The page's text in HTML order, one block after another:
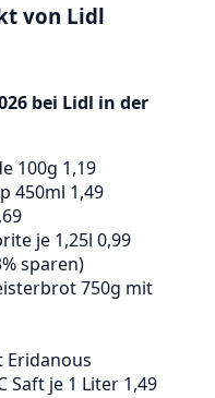
von Lidl
bei Lidl in der
100g 1,19
450ml 1,49
je 1,25l 0,99
sparen)
750g mit
Eridanous
Saft je 1 Liter 1,49